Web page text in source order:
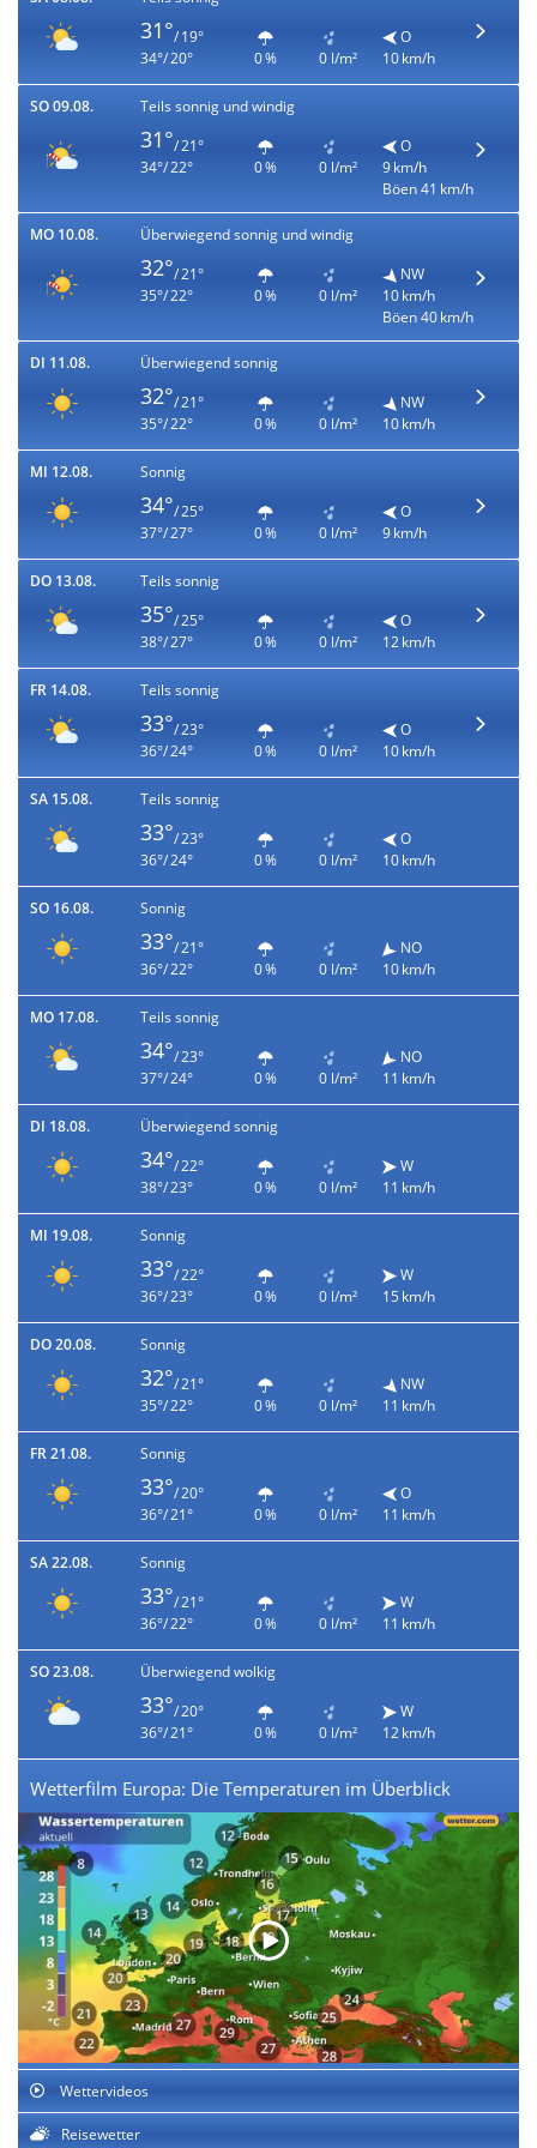
31°/ 19°
34°/ 20°
0 % 0 l/m²
O
10 km/h
SO 09.08. Teils sonnig und windig
31°/ 21°
34°/ 22°
0 % 0 l/m²
O
9 km/h
Böen 41 km/h
MO 10.08. Überwiegend sonnig und windig
32°/ 21°
35°/ 22°
0 % 0 l/m²
NW
10 km/h
Böen 40 km/h
DI 11.08. Überwiegend sonnig
32°/ 21°
35°/ 22°
0 % 0 l/m²
NW
10 km/h
MI 12.08. Sonnig
34°/ 25°
37°/ 27°
0 % 0 l/m²
O
9 km/h
DO 13.08. Teils sonnig
35°/ 25°
38°/ 27°
0 % 0 l/m²
O
12 km/h
FR 14.08. Teils sonnig
33°/ 23°
36°/ 24°
0 % 0 l/m²
O
10 km/h
SA 15.08. Teils sonnig
33°/ 23°
36°/ 24°
0 % 0 l/m²
O
10 km/h
SO 16.08. Sonnig
33°/ 21°
36°/ 22°
0 % 0 l/m²
NO
10 km/h
MO 17.08. Teils sonnig
34°/ 23°
37°/ 24°
0 % 0 l/m²
NO
11 km/h
DI 18.08. Überwiegend sonnig
34°/ 22°
38°/ 23°
0 % 0 l/m²
W
11 km/h
MI 19.08. Sonnig
33°/ 22°
36°/ 23°
0 % 0 l/m²
W
15 km/h
DO 20.08. Sonnig
32°/ 21°
35°/ 22°
0 % 0 l/m²
NW
11 km/h
FR 21.08. Sonnig
33°/ 20°
36°/ 21°
0 % 0 l/m²
O
11 km/h
SA 22.08. Sonnig
33°/ 21°
36°/ 22°
0 % 0 l/m²
W
11 km/h
SO 23.08. Überwiegend wolkig
33°/ 20°
36°/ 21°
0 % 0 l/m²
W
12 km/h
Wetterfilm Europa: Die Temperaturen im Überblick
Wettervideos
Reisewetter